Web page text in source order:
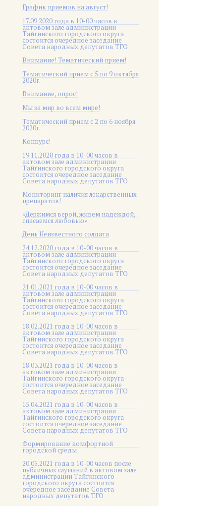
График приемов на август!
17.09.2020 года в 10-00 часов в
актовом зале администрации
Тайгинского городского округа
состоится очередное заседание
Совета народных депутатов ТГО
Внимание! Тематический прием!
Тематический прием с 5 по 9 октября
2020г.
Внимание, опрос!
Мы за мир во всем мире!
Тематический прием с 2 по 6 ноября
2020г.
Конкурс!
19.11.2020 года в 10-00 часов в
актовом зале администрации
Тайгинского городского округа
состоится очередное заседание
Совета народных депутатов ТГО
Мониторинг наличия лекарственных
препаратов!
«Держимся верой, живем надеждой,
спасаемся любовью»
День Неизвестного солдата
24.12.2020 года в 10-00 часов в
актовом зале администрации
Тайгинского городского округа
состоится очередное заседание
Совета народных депутатов ТГО
21.01.2021 года в 10-00 часов в
актовом зале администрации
Тайгинского городского округа
состоится очередное заседание
Совета народных депутатов ТГО
18.02.2021 года в 10-00 часов в
актовом зале администрации
Тайгинского городского округа
состоится очередное заседание
Совета народных депутатов ТГО
18.03.2021 года в 10-00 часов в
актовом зале администрации
Тайгинского городского округа
состоится очередное заседание
Совета народных депутатов ТГО
15.04.2021 года в 10-00 часов в
актовом зале администрации
Тайгинского городского округа
состоится очередное заседание
Совета народных депутатов ТГО
Формирование комфортной
городской среды
20.05.2021 года в 10-00 часов после
публичных слушаний в актовом зале
администрации Тайгинского
городского округа состоится
очередное заседание Совета
народных депутатов ТГО